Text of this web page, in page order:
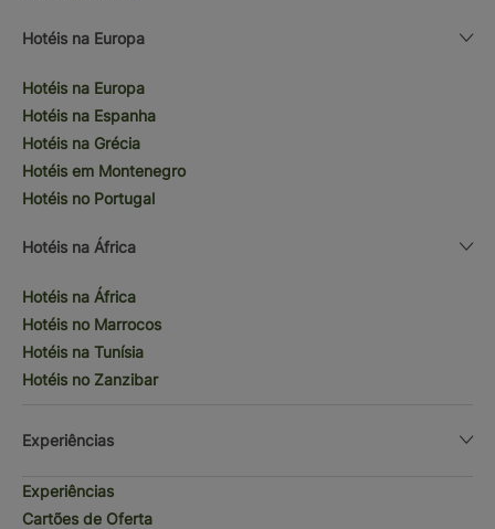
Hotéis na Europa
Hotéis na Europa
Hotéis na Espanha
Hotéis na Grécia
Hotéis em Montenegro
Hotéis no Portugal
Hotéis na África
Hotéis na África
Hotéis no Marrocos
Hotéis na Tunísia
Hotéis no Zanzibar
Experiências
Experiências
Cartões de Oferta